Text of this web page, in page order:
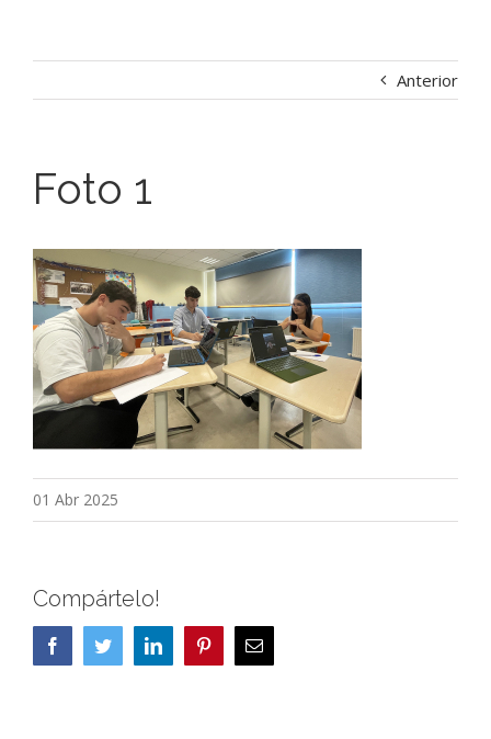
Anterior
Foto 1
01 Abr 2025
Compártelo!
FacebookTwitterLinkedIn PinterestCorreo
electrónico